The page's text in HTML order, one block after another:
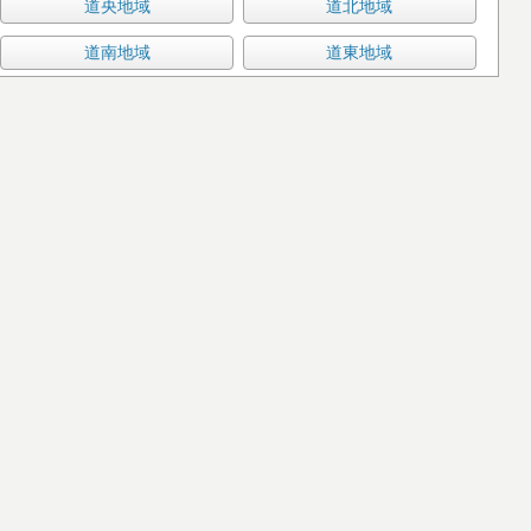
道央地域 道北地域
道南地域 道東地域